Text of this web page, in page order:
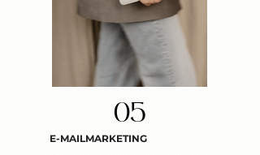
05
E-MAILMARKETING